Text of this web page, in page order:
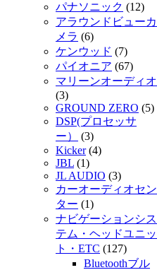
パナソニック (12)
アラウンドビューカ
メラ (6)
ケンウッド (7)
パイオニア (67)
マリーンオーディオ
(3)
GROUND ZERO (5)
DSP(プロセッサ
ー）
(3)
Kicker(4)
JBL (1)
JL AUDIO (3)
カーオーディオセン
ター (1)
ナビゲーションシス
テム・ヘッドユニッ
ト・ETC (127)
Bluetoothブル